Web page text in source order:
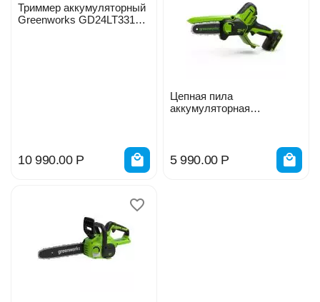
Триммер аккумуляторный
Greenworks GD24LT331
10 990.00 Р
Цепная пила
аккумуляторная
5 990.00 Р